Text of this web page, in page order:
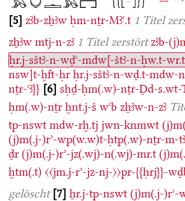
5 zꜣb-zẖꜣw ḥm-nṯr-Mꜣꜥ.t 1 Titel
zẖꜣw mtj-n-zꜣ 1 Titel zerstört zꜣb-
ḥr.j-sštꜣ-n-wḏꜥ-mdw[-štꜣ-n-ḥw.t-
nsw]t-ḫft-ḥr ḥr.j-sštꜣ-n-wḏ.t-mdw-
nṯr-ꜥꜣ}} 6 sḥḏ-ḥm(.w)-nṯr-Ḏd-s.wt-
ḥm(.w)-nṯr ḫnt.j-š wꜥb zẖꜣw-n-zꜣ
tp-nswt mdw-rḫ.tj jwn-knmwt
(j)m(.j-)rʾ-wp(w.w)t-ḥtp(.w)-nṯr-m-
ḏr (j)m(.j-)rʾ-jz(.wj)-n(.wj)-mr.t
ḫtm(.t) 〈〈jm.j-rʾ-jz-nj-〉〉pr-{{ḥrj}}-
gelöscht 7 ẖr.j-tp-nswt (j)m(.j-)rʾ-